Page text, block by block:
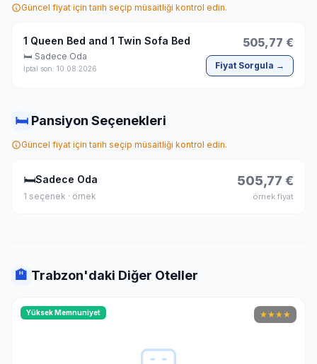
Güncel fiyat için tarih seçip müsaitliği kontrol edin.
1 Queen Bed and 1 Twin Sofa Bed
🛏 Sadece Oda
İptal son: 10.08.2026
505,77 €
Fiyat Sorgula →
🛏 Pansiyon Seçenekleri
Güncel fiyat için tarih seçip müsaitliği kontrol edin.
🛏Sadece Oda
1 seçenek · örnek
505,77 €
örnek fiyat
🏨 Trabzon'daki Diğer Oteller
Yüksek Memnuniyet ★★★★